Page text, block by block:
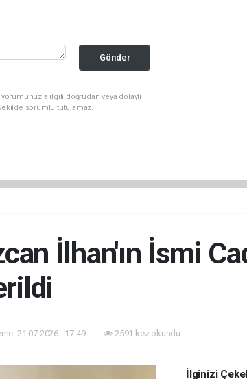
Gönder
ilgili doğrudan veya dolaylı
sorumlu tutulamaz.
İlhan'ın İsmi
21.07.2026 - 17:49 2591 kez okundu.
İlginizi